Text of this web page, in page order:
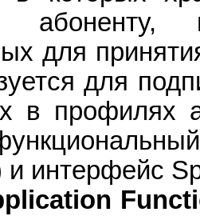
для
для
в профилях
и интерфейс